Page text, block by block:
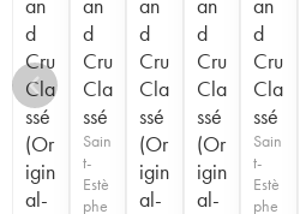
d
Cru
Cla
ssé
(Or
igin
al-
d
Cru
Cla
ssé
Sain
t-
Estè
phe
d
Cru
Cla
ssé
(Or
igin
al-
d
Cru
Cla
ssé
(Or
igin
al-
d
Cru
Cla
ssé
Sain
t-
Estè
phe